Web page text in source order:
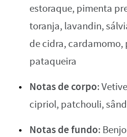
estoraque, pimenta
toranja, lavandin,
de cidra, cardamomo,
pataqueira
Notas de corpo:
cipriol, patchouli,
Notas de fundo: